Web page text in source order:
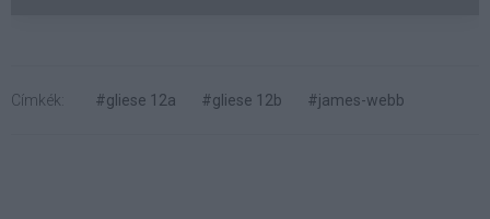
Címkék: #gliese 12a #gliese 12b #james-webb